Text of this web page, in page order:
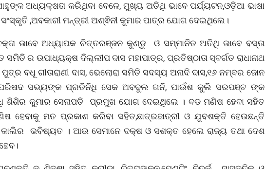
ଅଧ୍ୟକ୍ଷତା କରିଥିବା ବେଳେ, ମୁଖ୍ୟ ଅତିଥି ଭାବେ ପର୍ଯ୍ୟଟନ,ଓଡ଼ିଆ ଭାଷା
,ଅବକାରୀ ମନ୍ତ୍ରୀ ଅଶ୍ଵିନୀ କୁମାର ପାତ୍ର ଯୋଗ ଦେଇଥିଲେ।
ଭାବେ ଅଧ୍ୟାପକ ଚିତ୍ତରଞ୍ଜନ କୁଣ୍ଡୁ ଓ ସମ୍ମାନିତ ଅତିଥି ଭାବେ ବସ୍ତା
ସମିତି ର ଉପାଧ୍ୟକ୍ଷ ଦିଲ୍ଲୀପ ଦାସ ମହାପାତ୍ର, ପ୍ରତିଷ୍ଠାତା ସ୍ବର୍ଗତ ରାଧାନାଥ
ବଧୂ ଗୀତାରାଣୀ ଦାସ, ଭେଲୋରା ସମିତି ସଦସ୍ୟ ଅନାଦି ଦାସ,୧୬ ନମ୍ବର ଜୋନ
ସଭ୍ୟଙ୍କ ପ୍ରତିନିଧି ସେକ ଅବଦୁଲ ଗନି, ପାଉଁଶ କୁଲି ସରପଞ୍ଚ ଙ୍କ
ଶିଶିର କୁମାର ସେନାପତି ପ୍ରମୁଖ ଯୋଗ ଦେଇଥିଲେ । ବଡ ମଣିଷ ହେବା ସହିତ
ହେବାକୁ ମତ ପ୍ରକାଶ କରିବା ସହିତ,ଛାତ୍ରଛାତ୍ରୀ ଓ ଯୁବଶକ୍ତି ହେଉଛନ୍ତି
କାଲିର ଭବିଷ୍ୟତ । ଆଉ ସେମାନେ ଦକ୍ଷ ଓ ସଶକ୍ତ ହେଲେ ରାଜ୍ୟ ତଥା ଦେଶ